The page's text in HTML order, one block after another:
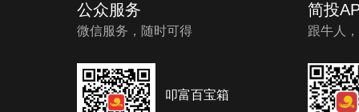
公众服务
微信服务，随时可得
叩富百宝箱
简投
跟牛人